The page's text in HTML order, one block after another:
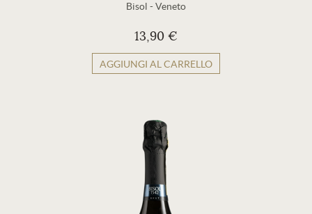
Bisol -Veneto
13,90 €
AGGIUNGI AL CARRELLO